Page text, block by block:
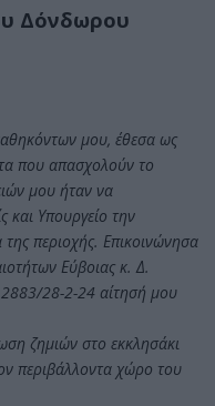
Δόνδωρου
μου, έθεσα ως
που απασχολούν το
μου ήταν να
και Υπουργείο την
περιοχής. Επικοινώνησα
Εύβοιας κ. Δ.
28-2-24 αίτησή μου
ζημιών στο εκκλησάκι
περιβάλλοντα χώρο του